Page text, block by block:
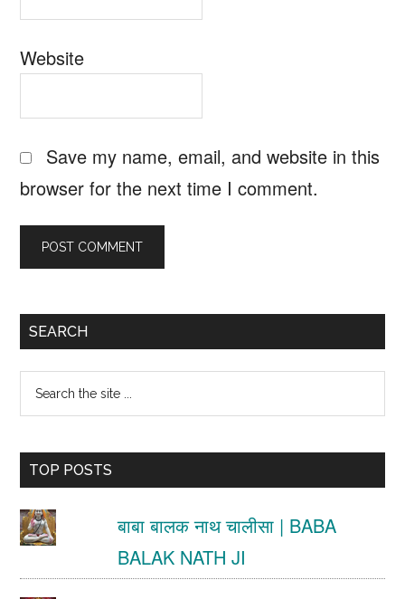
Website
Save my name, email, and website in this
browser for the next time I comment.
Primary
SEARCH
Search
the
site
...TOP POSTS
बाबा बालक नाथ चालीसा | BABA
BALAK NATH JI